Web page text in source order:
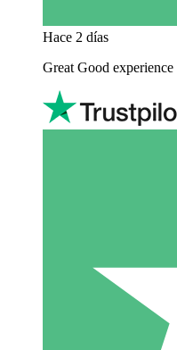
Hace 2 días
Great Good